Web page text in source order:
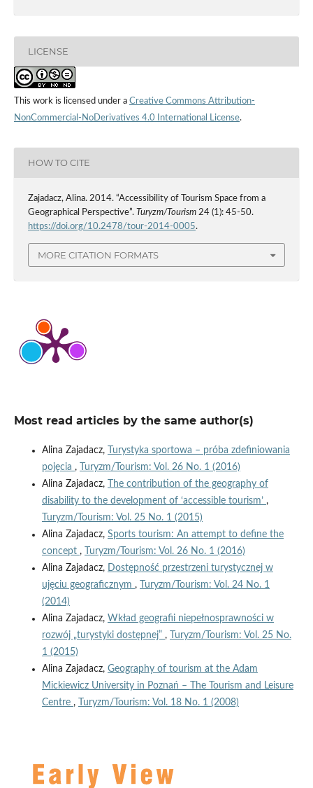
LICENSE
This work is licensed under a Creative Commons Attribution-
NonCommercial-NoDerivatives 4.0 International License.
HOW TO CITE
Zajadacz, Alina. 2014. “Accessibility of Tourism Space from a
Geographical Perspective”. Turyzm/Tourism24 (1): 45-50.
https://doi.org/10.2478/tour-2014-0005.
MORE CITATION FORMATS
Most read articles by the same author(s)
Alina Zajadacz,
Turystyka sportowa – próba zdefiniowania
pojęcia ,
Turyzm/Tourism: Vol. 26 No. 1 (2016)
Alina Zajadacz,
The contribution of the geography of
disability to the development of ‘accessible tourism’ ,
Turyzm/Tourism: Vol. 25 No. 1 (2015)
Alina Zajadacz, Sports tourism: An attempt to define the
concept ,
Turyzm/Tourism: Vol. 26 No. 1 (2016)
Alina Zajadacz, Dostępność przestrzeni turystycznej w
ujęciu geograficznym ,
Turyzm/Tourism: Vol. 24 No. 1
(2014)
Alina Zajadacz, Wkład geografii niepełnosprawności w
rozwój „turystyki dostępnej” ,
Turyzm/Tourism: Vol. 25 No.
1 (2015)
Alina Zajadacz, Geography of tourism at the Adam
Mickiewicz University in Poznań – The Tourism and Leisure
Centre , Turyzm/Tourism: Vol. 18 No. 1 (2008)